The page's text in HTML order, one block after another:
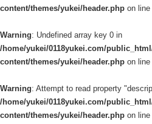
content/themes/yukei/header.php on line
Warning: Undefined array key 0 in
/home/yukei/0118yukei.com/
content/themes/yukei/header.php on line
Warning: Attempt to read property
/home/yukei/0118yukei.com/
content/themes/yukei/header.php on line